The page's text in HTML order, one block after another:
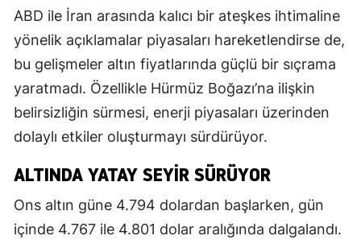
ABD ile İran arasında kalıcı bir ateşkes ihtimaline
yönelik açıklamalar piyasaları hareketlendirse de,
bu gelişmeler altın fiyatlarında güçlü bir sıçrama
yaratmadı. Özellikle Hürmüz Boğazı’na ilişkin
belirsizliğin sürmesi, enerji piyasaları üzerinden
dolaylı etkiler oluşturmayı sürdürüyor.
ALTINDA YATAY SEYIR SÜRÜYOR
Ons altın güne 4.794 dolardan başlarken, gün
içinde 4.767 ile 4.801 dolar aralığında dalgalandı.